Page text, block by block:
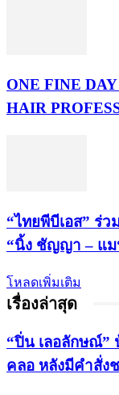
ONE FINE
HAIR
“ไทยพีบีเอส” ร่ว
“นิ้ง ชัญญา – แม
โหลดเพิ่มเติม
เรื่องล่าสุด
“ปิ่น เลอลักษณ์
คลอ หลังมีคำสั่ง